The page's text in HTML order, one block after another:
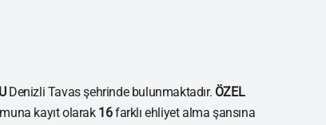
Denizli Tavas şehrinde bulunmaktadır. ÖZEL
kayıt olarak 16farklı ehliyet alma şansına